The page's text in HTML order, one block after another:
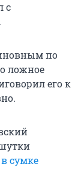
с
по
ложное
его к
сумке